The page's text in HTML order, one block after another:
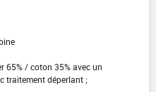
65% / coton 35% avec un
traitement déperlant ;